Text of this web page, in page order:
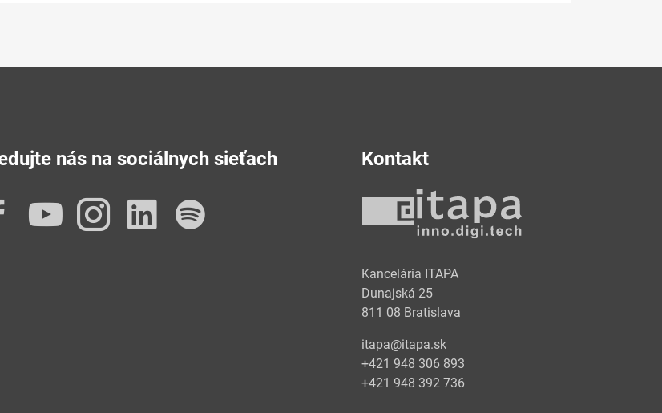
nás na sociálnych sieťach
Facebook
YouTube
Instagram
LinkedIn
Kontakt
Kancelária ITAPA
Dunajská 25
811 08 Bratislava
itapa@itapa.sk
+421 948 306 893
+421 948 392 736